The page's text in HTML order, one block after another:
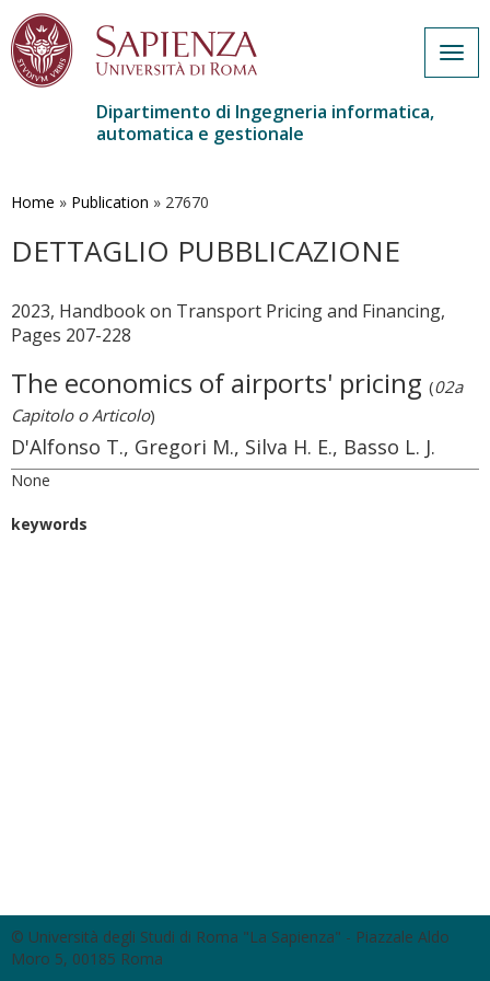
contenuto
Dipartimento di Ingegneria informatica,
automatica e gestionale
Home » Publication » 27670
DETTAGLIO PUBBLICAZIONE
2023, Handbook on Transport Pricing and Financing,
Pages 207-228
The economics of airports' pricing (02a
Capitolo o Articolo)
D'Alfonso T., Gregori M., Silva H. E., Basso L. J.
None
keywords
© Università degli Studi di Roma "La Sapienza" - Piazzale Aldo
Moro 5, 00185 Roma